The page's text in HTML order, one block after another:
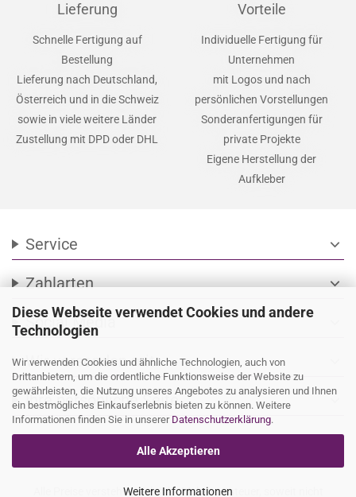
Diese Webseite verwendet Cookies und andere
Technologien
Wir verwenden Cookies und ähnliche Technologien, auch von
Drittanbietern, um die ordentliche Funktionsweise der Website zu
gewährleisten, die Nutzung unseres Angebotes zu analysieren und Ihnen
ein bestmögliches Einkaufserlebnis bieten zu können. Weitere
Informationen finden Sie in unserer Datenschutzerklärung.
Alle Akzeptieren
Weitere Informationen
Lieferung
Schnelle Fertigung auf
Bestellung
Lieferung nach Deutschland,
Österreich und in die Schweiz
sowie in viele weitere Länder
Zustellung mit DPD oder DHL
Vorteile
Individuelle Fertigung für
Unternehmen
mit Logos und nach
persönlichen Vorstellungen
Sonderanfertigungen für
private Projekte
Eigene Herstellung der
Aufkleber
Service expand_more
Zahlarten expand_more
Social Media
Wir versenden mit
Ihre persönliche Seite expand_more
Alle Preise verstehen sich inkl. Mehrwertsteuer, soweit nicht